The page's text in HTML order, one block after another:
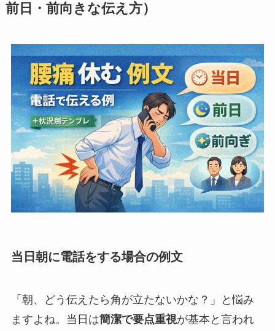
前日・前向きな伝え方）
当日朝に電話をする場合の例文
「朝、どう伝えたら角が立たないかな？」と悩み
ますよね。当日は簡潔で要点重視が基本と言われ